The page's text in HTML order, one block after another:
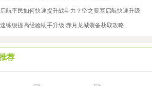
航平民如何快速提升战斗力？空之要塞启航快速升级
练级提高经验助手升级 赤月龙城装备获取攻略
荐